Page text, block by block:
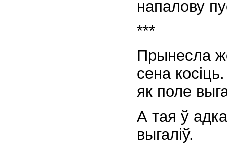
напалову
***
Прынесла
сена
як поле
А тая ў
выгаліў.